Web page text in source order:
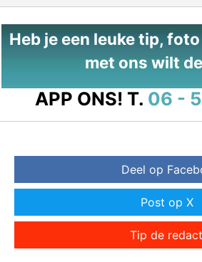
Heb je een leuke tip,
met ons wilt
APP ONS! T. 06 -
Deel op
Post op X
Tip de